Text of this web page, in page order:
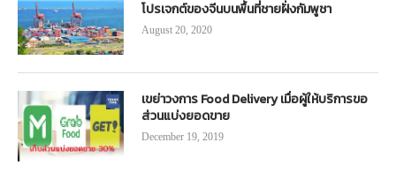
โปรเจกต์ของจีนบนพื้นที่ชายฝั่งกัมพูชา
August 20, 2020
เขย่าวงการ Food Delivery เมื่อผู้ให้บริการขอ
ส่วนแบ่งยอดขาย
December 19, 2019